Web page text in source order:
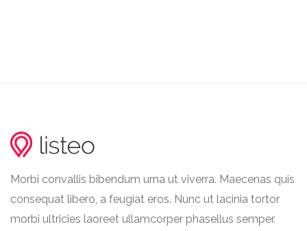
Morbi convallis bibendum urna ut viverra. Maecenas quis
consequat libero, a feugiat eros. Nunc ut lacinia tortor
morbi ultricies laoreet ullamcorper phasellus semper.